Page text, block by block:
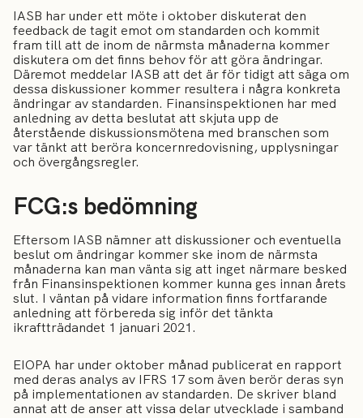
IASB har under ett möte i oktober diskuterat den
feedback de tagit emot om standarden och kommit
fram till att de inom de närmsta månaderna kommer
diskutera om det finns behov för att göra ändringar.
Däremot meddelar IASB att det är för tidigt att säga om
dessa diskussioner kommer resultera i några konkreta
ändringar av standarden. Finansinspektionen har med
anledning av detta beslutat att skjuta upp de
återstående diskussionsmötena med branschen som
var tänkt att beröra koncernredovisning, upplysningar
och övergångsregler.
FCG:s bedömning
Eftersom IASB nämner att diskussioner och eventuella
beslut om ändringar kommer ske inom de närmsta
månaderna kan man vänta sig att inget närmare besked
från Finansinspektionen kommer kunna ges innan årets
slut. I väntan på vidare information finns fortfarande
anledning att förbereda sig inför det tänkta
ikraftträdandet 1 januari 2021.
EIOPA har under oktober månad publicerat en rapport
med deras analys av IFRS 17 som även berör deras syn
på implementationen av standarden. De skriver bland
annat att de anser att vissa delar utvecklade i samband